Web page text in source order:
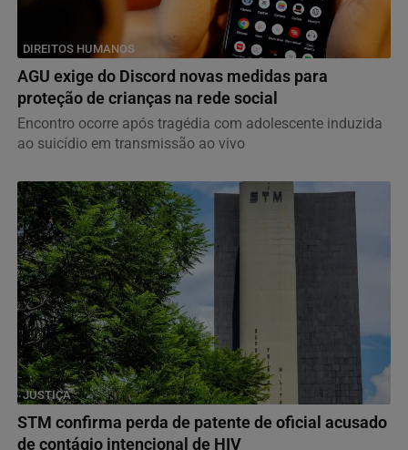
DIREITOS HUMANOS
AGU exige do Discord novas medidas para
proteção de crianças na rede social
Encontro ocorre após tragédia com adolescente induzida
ao suicídio em transmissão ao vivo
JUSTIÇA
STM confirma perda de patente de oficial acusado
de contágio intencional de HIV